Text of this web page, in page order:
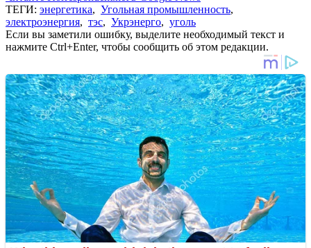
ТЕГИ: энергетика, Угольная промышленность,
электроэнергия, тэс, Укрэнерго, уголь
Если вы заметили ошибку, выделите необходимый текст и
нажмите Ctrl+Enter, чтобы сообщить об этом редакции.